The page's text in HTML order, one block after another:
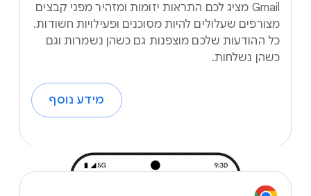
‫Gmail מציג לכם התראות יזומות ומזהיר מפני קבצים
מצורפים שעלולים להיות מסוכנים ופעילויות חשודות.
כל ההודעות שלכם מוצפנות גם כשהן נשמרות וגם
כשהן נשלחות.
מידע נוסף